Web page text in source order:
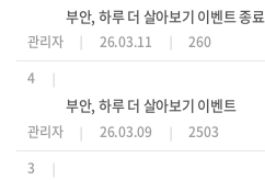
부안, 하루 더 살아보기 이벤트 종료..
관리자 26.03.11
260
4
부안, 하루 더 살아보기 이벤트
관리자 26.03.09
2503
3